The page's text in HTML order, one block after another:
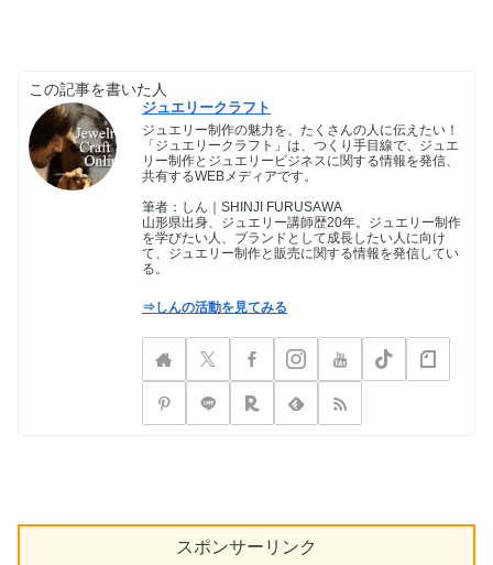
この記事を書いた人
ジュエリークラフト
ジュエリー制作の魅力を、たくさんの人に伝えたい！
「ジュエリークラフト」は、つくり手目線で、ジュエ
リー制作とジュエリービジネスに関する情報を発信、
共有するWEBメディアです。
筆者：しん｜SHINJI FURUSAWA
山形県出身、ジュエリー講師歴20年。ジュエリー制作
を学びたい人、ブランドとして成長したい人に向け
て、ジュエリー制作と販売に関する情報を発信してい
る。
⇒しんの活動を見てみる
スポンサーリンク